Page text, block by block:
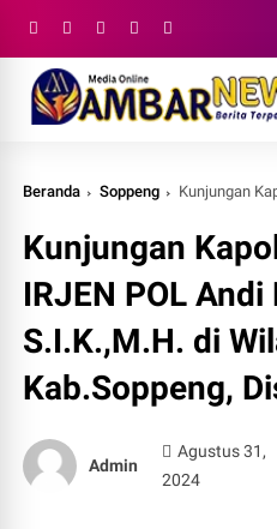
Beranda Soppeng Kunjungan Kapolda Sulsel
Kunjungan
IRJEN POL Andi
S.I.K.,M.H. di
Kab.Soppeng,
Admin
Agustus 31,
2024